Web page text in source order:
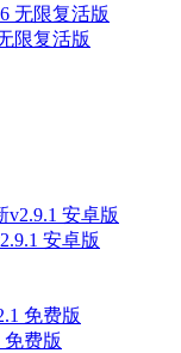
限复活版
安卓版
费版